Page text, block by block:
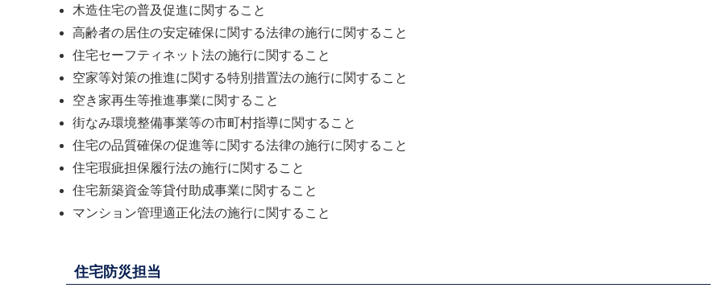
木造住宅の普及促進に関すること
高齢者の居住の安定確保に関する法律の施行に関すること
住宅セーフティネット法の施行に関すること
空家等対策の推進に関する特別措置法の施行に関すること
空き家再生等推進事業に関すること
街なみ環境整備事業等の市町村指導に関すること
住宅の品質確保の促進等に関する法律の施行に関すること
住宅瑕疵担保履行法の施行に関すること
住宅新築資金等貸付助成事業に関すること
マンション管理適正化法の施行に関すること
住宅防災担当